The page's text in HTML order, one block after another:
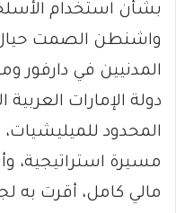
بشأن استخدام
واشنطن الصمت حيال
المدنيين في دارفور
دولة الإمارات
المحدود
مسيرة استراتيجية،
مالي كامل، أقرت به